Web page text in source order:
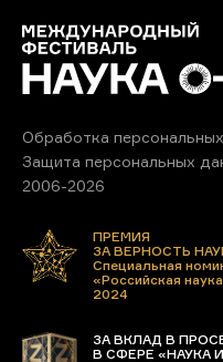
Обработка
Защита персональных
2006-2026
ПРЕМИЯ
ЗА ВЕРНОСТЬ
Специальная
«Российская
2024
ЗА ВКЛАД В
В СФЕРЕ «НАУКА